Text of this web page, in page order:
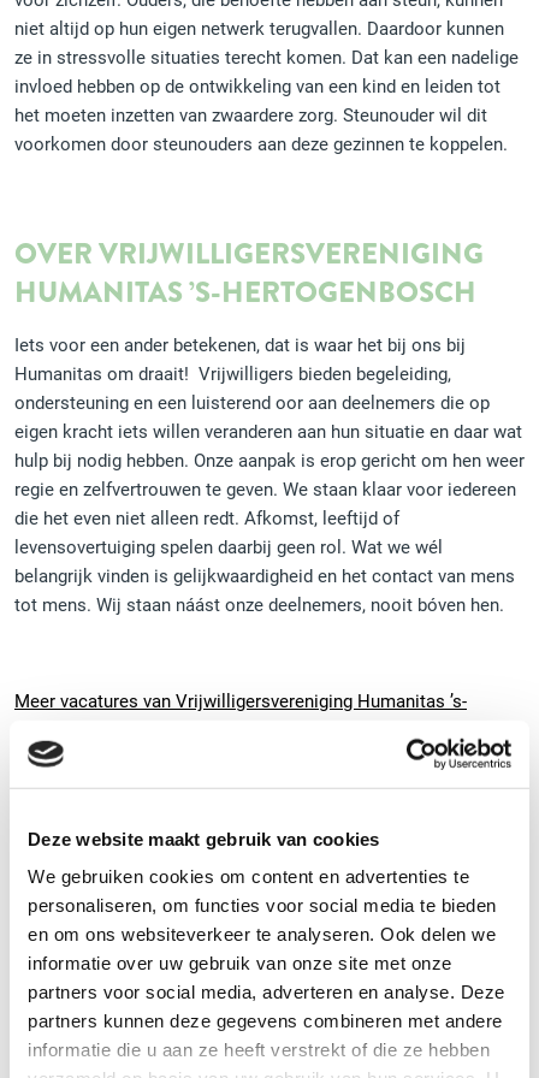
Deze website maakt gebruik van cookies
We gebruiken cookies om content en advertenties te
personaliseren, om functies voor social media te bieden
en om ons websiteverkeer te analyseren. Ook delen we
informatie over uw gebruik van onze site met onze
partners voor social media, adverteren en analyse. Deze
partners kunnen deze gegevens combineren met andere
informatie die u aan ze heeft verstrekt of die ze hebben
niet altijd op hun eigen netwerk terugvallen. Daardoor kunnen
ze in stressvolle situaties terecht komen. Dat kan een nadelige
invloed hebben op de ontwikkeling van een kind en leiden tot
het moeten inzetten van zwaardere zorg. Steunouder wil dit
voorkomen door steunouders aan deze gezinnen te koppelen.
OVER VRIJWILLIGERSVERENIGING
HUMANITAS ’S-HERTOGENBOSCH
Iets voor een ander betekenen, dat is waar het bij ons bij
Humanitas om draait! Vrijwilligers bieden begeleiding,
ondersteuning en een luisterend oor aan deelnemers die op
eigen kracht iets willen veranderen aan hun situatie en daar wat
hulp bij nodig hebben. Onze aanpak is erop gericht om hen weer
regie en zelfvertrouwen te geven. We staan klaar voor iedereen
die het even niet alleen redt. Afkomst, leeftijd of
levensovertuiging spelen daarbij geen rol. Wat we wél
belangrijk vinden is gelijkwaardigheid en het contact van mens
tot mens. Wij staan náást onze deelnemers, nooit bóven hen.
Meer vacatures van Vrijwilligersvereniging Humanitas ’s-
REAGEER OP DEZE VACATURE
Heb je interesse in deze vacature? Neem contact op
met de organisatie.
REAGEER DIRECT
073 614 6003